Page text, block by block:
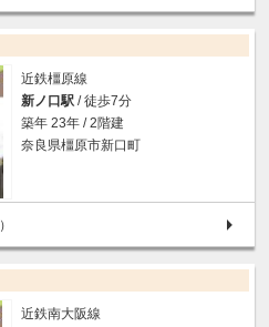
近鉄橿原線
新ノ口駅 / 徒歩7分
築年 23年 / 2階建
奈良県橿原市新口町
）
近鉄南大阪線